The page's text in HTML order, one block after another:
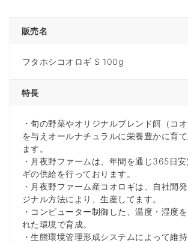
販売名
フタホシコオロギ S 100g
特長
・旬の野菜やオリジナルブレンド餌（コオ
を与えオールナチュラルに栄養豊かに育
ます。
・月夜野ファームは、年間を通じ365日
ギの供給を行っております。
・月夜野ファーム産コオロギは、自社開
ジナル方法により、生産してます。
・コンピューター制御した、温度・湿度
れた環境で育成。
・生態環境管理形成システムによって維